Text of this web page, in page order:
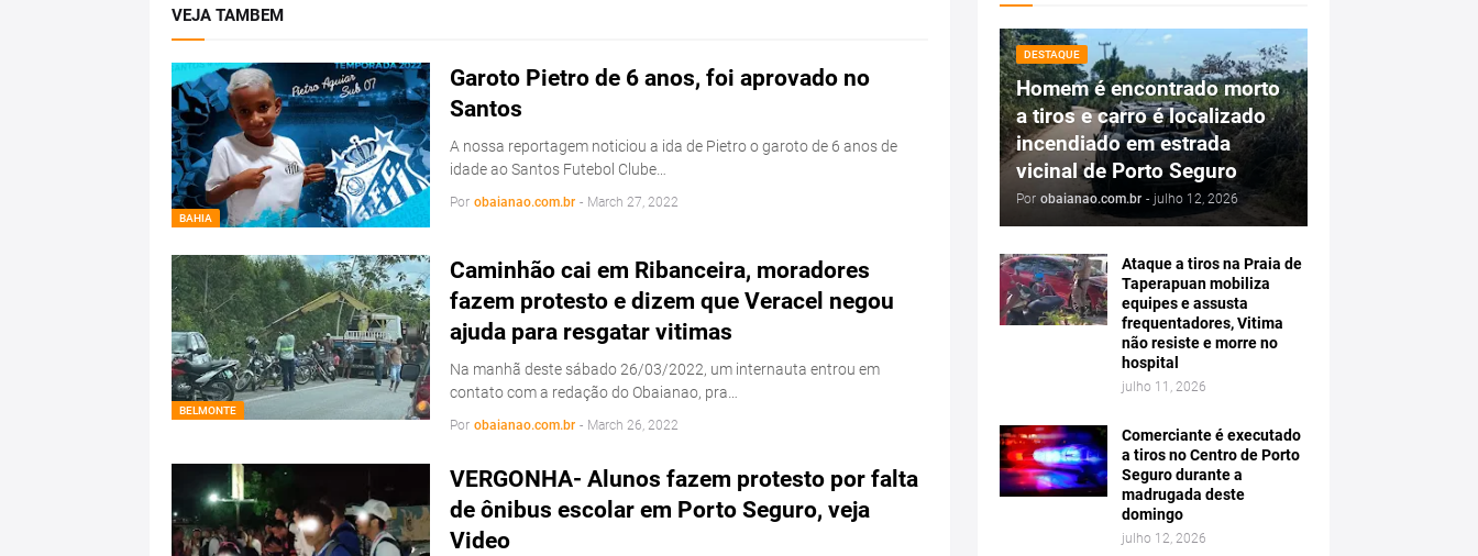
VEJA TAMBEM
BAHIA
Garoto Pietro de 6 anos, foi aprovado no
Santos
A nossa reportagem noticiou a ida de Pietro o garoto de 6 anos de
idade ao Santos Futebol Clube…
Por obaianao.com.br - March 27, 2022
BELMONTE
Caminhão cai em Ribanceira, moradores
fazem protesto e dizem que Veracel negou
ajuda para resgatar vitimas
Na manhã deste sábado 26/03/2022, um internauta entrou em
contato com a redação do Obaianao, pra…
Por obaianao.com.br - March 26, 2022
VERGONHA- Alunos fazem protesto por falta
de ônibus escolar em Porto Seguro, veja
Video
DESTAQUE
Homem é encontrado morto
a tiros e carro é localizado
incendiado em estrada
vicinal de Porto Seguro
Por obaianao.com.br - julho 12, 2026
Ataque a tiros na Praia de
Taperapuan mobiliza
equipes e assusta
frequentadores, Vitima
não resiste e morre no
hospital
julho 11, 2026
Comerciante é executado
a tiros no Centro de Porto
Seguro durante a
madrugada deste
domingo
julho 12, 2026